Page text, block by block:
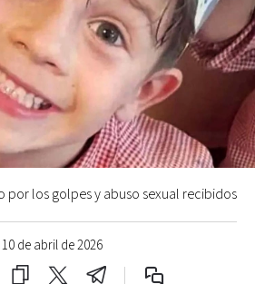
10 de abril de 2026
por los golpes y abuso sexual recibidos